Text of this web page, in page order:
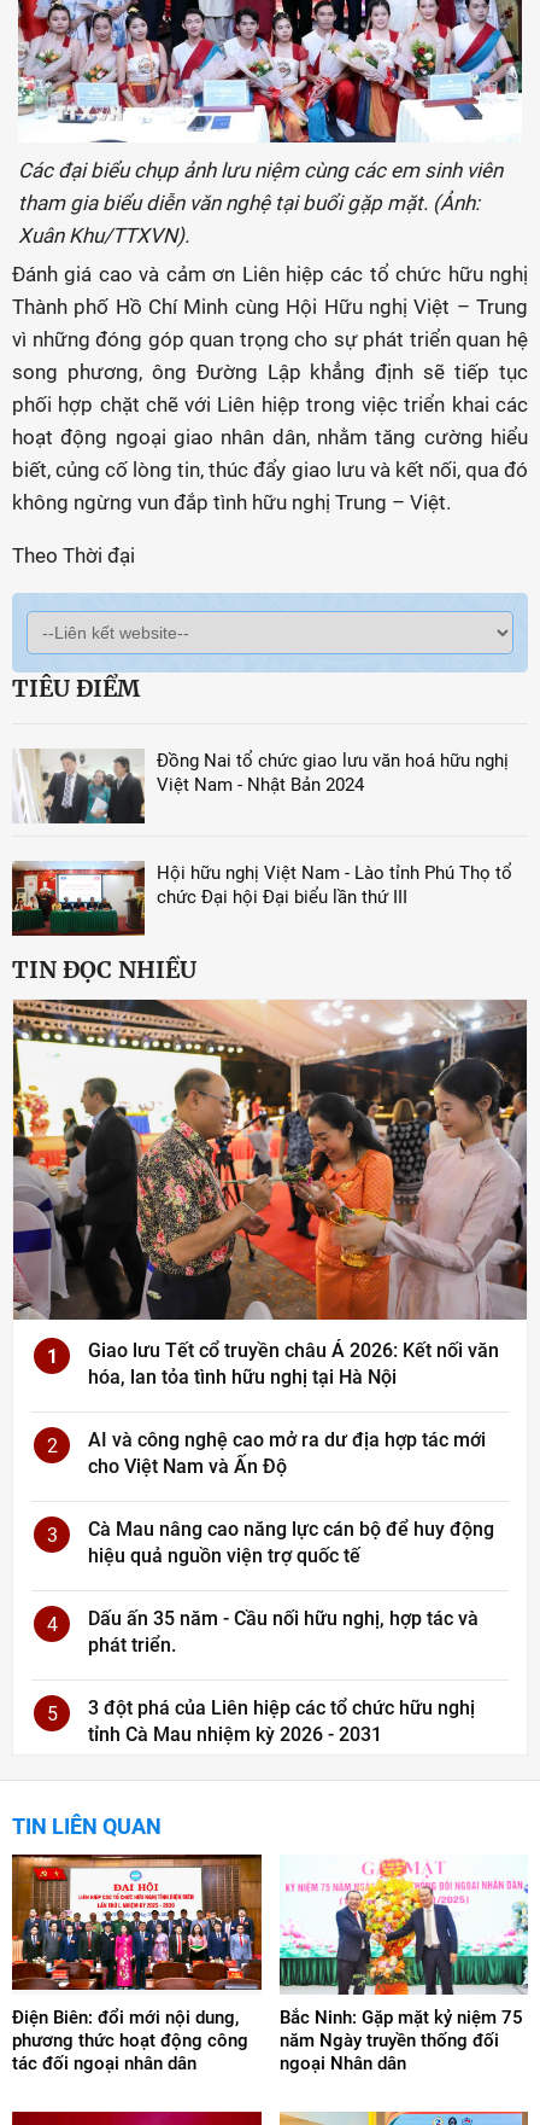
Các đại biểu chụp ảnh lưu niệm cùng các em sinh viên
tham gia biểu diễn văn nghệ tại buổi gặp mặt. (Ảnh:
Xuân Khu/TTXVN).
Đánh giá cao và cảm ơn Liên hiệp các tổ chức hữu nghị
Thành phố Hồ Chí Minh cùng Hội Hữu nghị Việt – Trung
vì những đóng góp quan trọng cho sự phát triển quan hệ
song phương, ông Đường Lập khẳng định sẽ tiếp tục
phối hợp chặt chẽ với Liên hiệp trong việc triển khai các
hoạt động ngoại giao nhân dân, nhằm tăng cường hiểu
biết, củng cố lòng tin, thúc đẩy giao lưu và kết nối, qua đó
không ngừng vun đắp tình hữu nghị Trung – Việt.
Theo Thời đại
TIÊU ĐIỂM
Đồng Nai tổ chức giao lưu văn hoá hữu nghị
Việt Nam - Nhật Bản 2024
Hội hữu nghị Việt Nam - Lào tỉnh Phú Thọ tổ
chức Đại hội Đại biểu lần thứ III
TIN ĐỌC NHIỀU
1
Giao lưu Tết cổ truyền châu Á 2026: Kết nối văn
hóa, lan tỏa tình hữu nghị tại Hà Nội
2
AI và công nghệ cao mở ra dư địa hợp tác mới
cho Việt Nam và Ấn Độ
3
Cà Mau nâng cao năng lực cán bộ để huy động
hiệu quả nguồn viện trợ quốc tế
4
Dấu ấn 35 năm - Cầu nối hữu nghị, hợp tác và
phát triển.
5
3 đột phá của Liên hiệp các tổ chức hữu nghị
tỉnh Cà Mau nhiệm kỳ 2026 - 2031
TIN LIÊN QUAN
Điện Biên: đổi mới nội dung,
phương thức hoạt động công
tác đối ngoại nhân dân
Bắc Ninh: Gặp mặt kỷ niệm 75
năm Ngày truyền thống đối
ngoại Nhân dân